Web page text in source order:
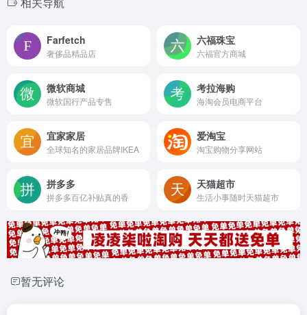
Farfetch
奢侈品精品店
六福珠宝
六福官方商城
微软商城
微软国行产品专售
考拉海购
海淘会员电商平台
宜家家居
全球知名的家居品牌IKEA
爱淘宝
淘宝购物分享网站
拼多多
拼多多百亿补贴真的香
天猫超市
生活小事随时天猫超市
暂无评论